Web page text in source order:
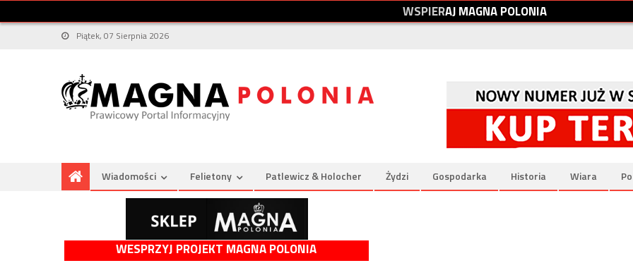
WSPIERAJMAGNAPOLONIA
Piątek, 07 Sierpnia 2026
Wiadomości Felietony Patlewicz & Holocher Żydzi Gospodarka Historia Wiara
WESPRZYJ PROJEKT MAGNA POLONIA